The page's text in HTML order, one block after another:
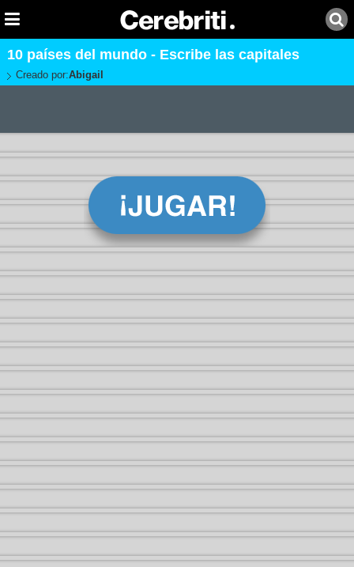
10 países del mundo - Escribe las capitales
Creado por:Abigail